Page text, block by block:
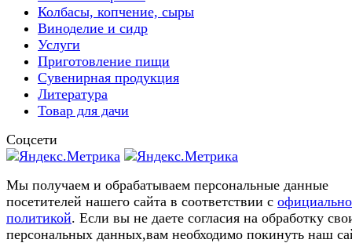
Колбасы, копчение, сыры
Виноделие и сидр
Услуги
Приготовление пищи
Сувенирная продукция
Литература
Товар для дачи
Соцсети
Мы получаем и обрабатываем персональные данные
посетителей нашего сайта в соответствии с
политикой. Если вы не даете согласия на обработку
персональных данных,вам необходимо покинуть наш